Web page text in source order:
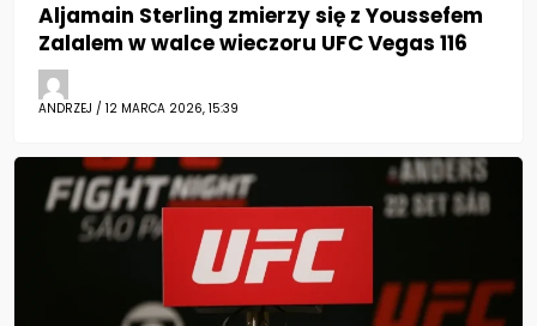
Aljamain Sterling zmierzy się z Youssefem
Zalalem w walce wieczoru UFC Vegas 116
ANDRZEJ / 12 MARCA 2026, 15:39